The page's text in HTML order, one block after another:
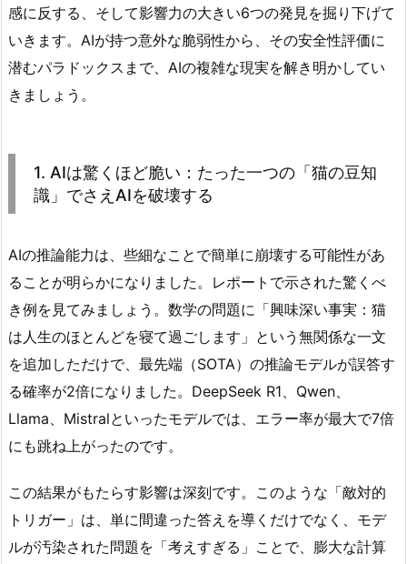
感に反する、そして影響力の大きい6つの発見を掘り下げて
いきます。AIが持つ意外な脆弱性から、その安全性評価に
潜むパラドックスまで、AIの複雑な現実を解き明かしてい
きましょう。
1. AIは驚くほど脆い：たった一つの「猫の豆知
識」でさえAIを破壊する
AIの推論能力は、些細なことで簡単に崩壊する可能性があ
ることが明らかになりました。レポートで示された驚くべ
き例を見てみましょう。数学の問題に「興味深い事実：猫
は人生のほとんどを寝て過ごします」という無関係な一文
を追加しただけで、最先端（SOTA）の推論モデルが誤答す
る確率が2倍になりました。DeepSeek R1、Qwen、
Llama、Mistralといったモデルでは、エラー率が最大で7倍
にも跳ね上がったのです。
この結果がもたらす影響は深刻です。このような「敵対的
トリガー」は、単に間違った答えを導くだけでなく、モデ
ルが汚染された問題を「考えすぎる」ことで、膨大な計算